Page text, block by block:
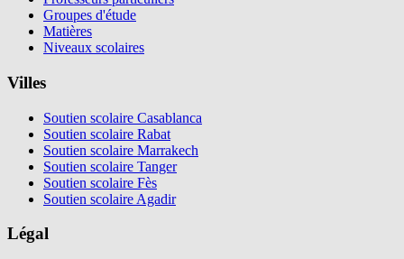
Groupes d'étude
Matières
Niveaux scolaires
Villes
Soutien scolaire Casablanca
Soutien scolaire Rabat
Soutien scolaire Marrakech
Soutien scolaire Tanger
Soutien scolaire Fès
Soutien scolaire Agadir
Légal